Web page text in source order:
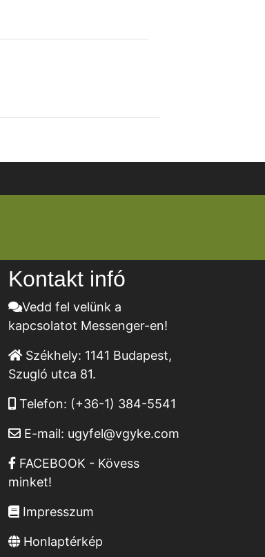
Kontakt infó
Vedd fel velünk a
kapcsolatot Messenger-en!
Székhely: 1141 Budapest,
Szugló utca 81.
Telefon: (+36-1) 384-5541
E-mail: ugyfel@vgyke.com
FACEBOOK - Kövess
minket!
Impresszum
Honlaptérkép